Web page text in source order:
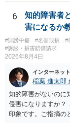
の同意があれば別で
り、公開中のサイ
は限りません。 人
様、掲載目的、態
す。営業目的であり
める方向の事情とな
りません。 まず、
を確認したうえで、
を許諾しない」と書
掲載された場合は、
てください。
6
知的障害者
害になるか
#誹謗中傷 #名誉毀損 #
#訴訟・損害賠償請求
2026年8月4日
インターネッ
稲葉 進太郎
知的障害がないのに
侵害になりますか？
印象です。ご指摘の